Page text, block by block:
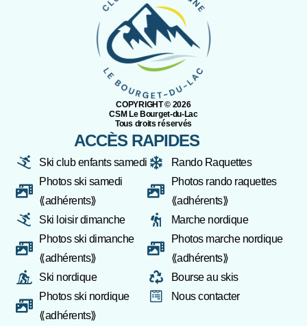
COPYRIGHT ©️ 2026
CSM Le Bourget-du-Lac
Tous droits réservés
ACCÈS RAPIDES
Ski club enfants samedi
Photos ski samedi
⟪adhérents⟫
Ski loisir dimanche
Photos ski dimanche
⟪adhérents⟫
Ski nordique
Photos ski nordique
⟪adhérents⟫
Rando Raquettes
Photos rando raquettes
⟪adhérents⟫
Marche nordique
Photos marche nordique
⟪adhérents⟫
Bourse au skis
Nous contacter